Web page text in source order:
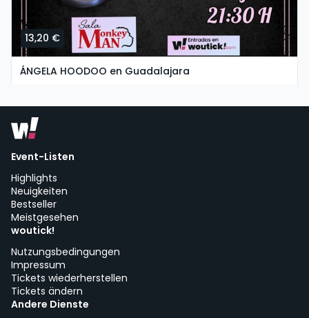
13,20 €
ÁNGELA HOODOO en Guadalajara
Event-Listen
Highlights
Neuigkeiten
Bestseller
Meistgesehen
woutick!
Nutzungsbedingungen
Impressum
Tickets wiederherstellen
Tickets ändern
Andere Dienste